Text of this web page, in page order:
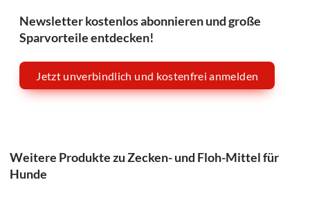
Newsletter kostenlos abonnieren und große
Sparvorteile entdecken!
Jetzt unverbindlich und kostenfrei anmelden
Weitere Produkte zu Zecken- und Floh-Mittel für
Hunde